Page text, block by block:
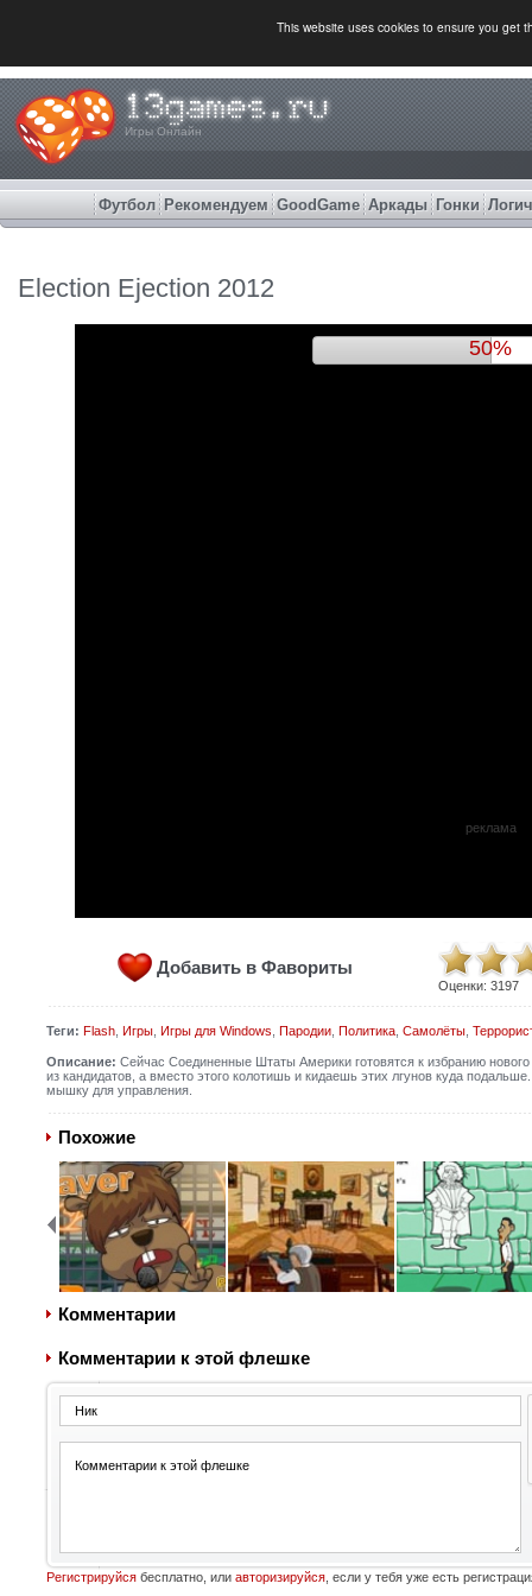
This website uses cookies to ensure you get
Игры Онлайн
Футбол Рекомендуем GoodGame Аркады Гонки
Election Ejection 2012
54%
реклама
Добавить в Фавориты
Оценки: 3197
Теги: Flash, Игры, Игры для Windows Пародии, Политика, Самолёты,
Описание: Сейчас Соединенные Штаты Америки готовятся к избранию
из кандидатов, а вместо этого колотишь и кидаешь этих лгунов куда
мышку для управления.
Похожие
Комментарии
Комментарии к этой флешке
Регистрируйсябесплатно, или авторизируйся, если у тебя уже есть